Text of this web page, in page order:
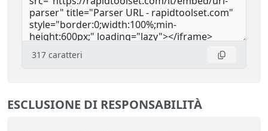
317 caratteri
ESCLUSIONE DI RESPONSABILITÀ